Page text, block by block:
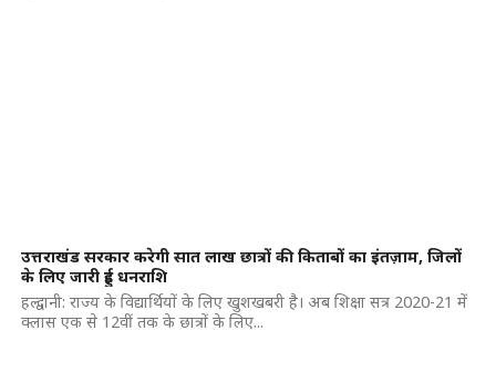
उत्तराखंड सरकार करेगी सात लाख छात्रों की किताबों का इंतज़ाम, जिलों
के लिए जारी हुई धनराशि
हल्द्वानी: राज्य के विद्यार्थियों के लिए खुशखबरी है। अब शिक्षा सत्र 2020-21 में
क्लास एक से 12वीं तक के छात्रों के लिए...